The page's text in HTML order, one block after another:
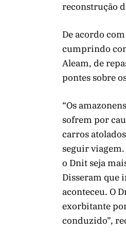
reconstrução
De acordo
cumprindo
Aleam, de
pontes sobre
“Os
sofrem por
carros
seguir viagem.
o Dnit seja
Disseram que
aconteceu. O
exorbitante
conduzido”,